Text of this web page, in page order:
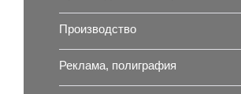
Производство
Реклама, полиграфия